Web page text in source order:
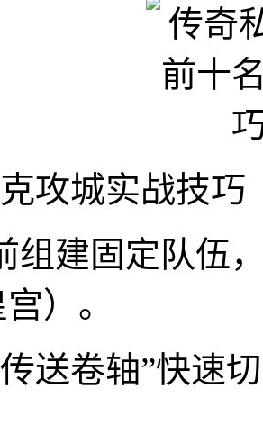
攻城实战技巧
组建固定队伍
）。
送卷轴”快速